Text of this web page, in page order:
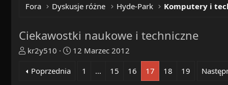
Fora Dyskusje różne Hyde-Park Komputery i
Ciekawostki naukowe i techniczne
T
r
kr2y510
R
12 Marzec 2012
Poprzednia
1 … 15 16 17 18 19